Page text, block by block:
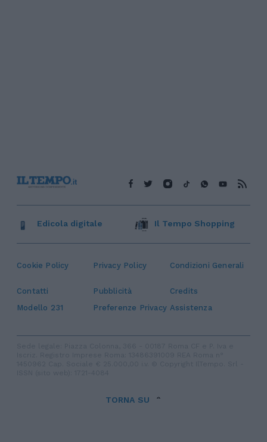
Cookie Policy Privacy Policy Condizioni Generali
Contatti Pubblicità
Credits
Modello 231
Preferenze Privacy Assistenza
Edicola digitale Il Tempo Shopping
TORNA SU